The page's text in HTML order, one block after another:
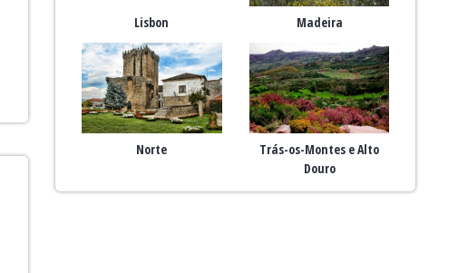
Lisbon Madeira
Norte
Trás-os-Montes e Alto
Douro